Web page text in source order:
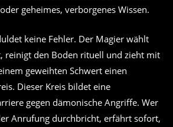
geheimes, verborgenes Wissen.
keine Fehler. Der Magier wählt
reinigt den Boden rituell und zieht mit
geweihten Schwert einen
Dieser Kreis bildet eine
gegen dämonische Angriffe. Wer
Anrufung durchbricht, erfährt sofort,